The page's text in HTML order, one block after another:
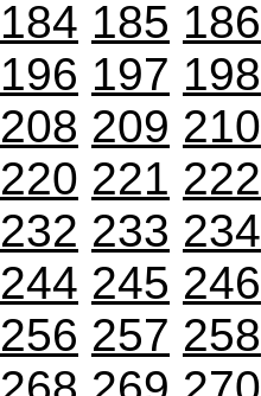
184 185 186
196 197 198
208 209 210
220 221 222
232 233 234
244 245 246
256 257 258